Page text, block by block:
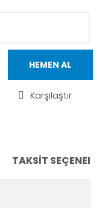
HEMEN AL
Karşılaştır
TAKSIT